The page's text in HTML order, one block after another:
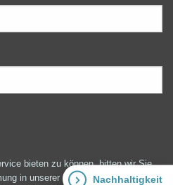
Nachhaltigkeit
bieten zu können, bitten wir Sie
in unserer Kundendatenbank